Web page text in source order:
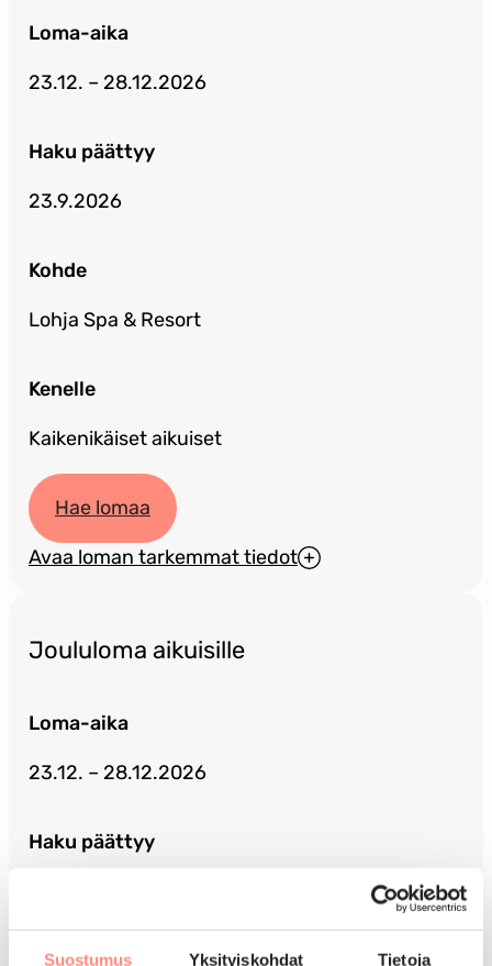
Suostumus Yksityiskohdat Tietoja
Loma-aika
23.12. – 28.12.2026
Haku päättyy
23.9.2026
Kohde
Lohja Spa & Resort
Kenelle
Kaikenikäiset aikuiset
Hae lomaa
Avaa loman tarkemmat tiedot
Joululoma aikuisille
Loma-aika
23.12. – 28.12.2026
Haku päättyy
Kohde